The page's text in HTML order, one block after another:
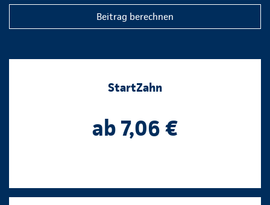
Beitrag berechnen
StartZahn
ab 7,06 €